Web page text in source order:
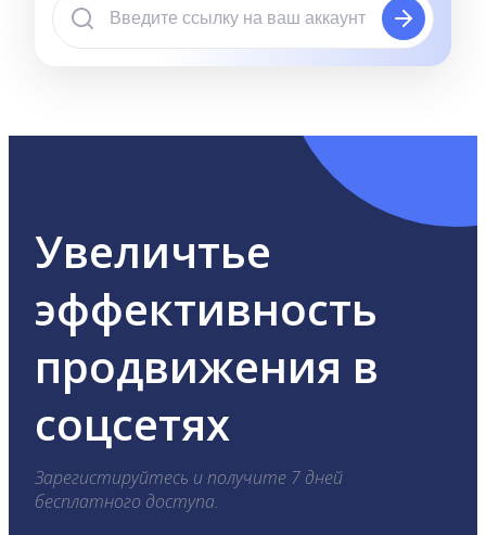
Увеличтье
эффективность
продвижения в
соцсетях
Зарегистируйтесь и получите 7 дней
бесплатного доступа.